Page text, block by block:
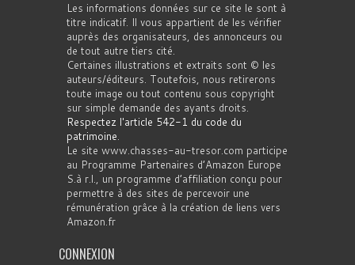
Les informations données sur ce site le sont à
titre indicatif. Il vous appartient de les vérifier
auprès des organisateurs, des annonceurs ou
de tout autre tiers cité.
Certaines illustrations et extraits sont © les
auteurs/éditeurs. Toutefois, nous retirerons
toute image ou tout contenu sous copyright
sur simple demande des ayants droits.
Respectez l'article 542-1 du code du
patrimoine.
Le site www.chasses-au-tresor.com participe
au Programme Partenaires d’Amazon Europe
S.à r.l., un programme d’affiliation conçu pour
permettre à des sites de percevoir une
rémunération grâce à la création de liens vers
Amazon.fr
CONNEXION